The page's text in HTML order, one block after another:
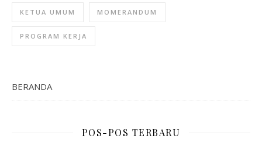
KETUA UMUM MOMERANDUM
PROGRAM KERJA
BERANDA
POS-POS TERBARU